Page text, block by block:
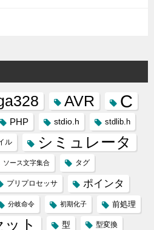
AVR C
PHP stdio.h stdlib.h
ル シミュレータ
ソース文字集合 タグ
プリプロセッサ ポインタ
分岐命令 初期化子 前処理
ト 型 型変換